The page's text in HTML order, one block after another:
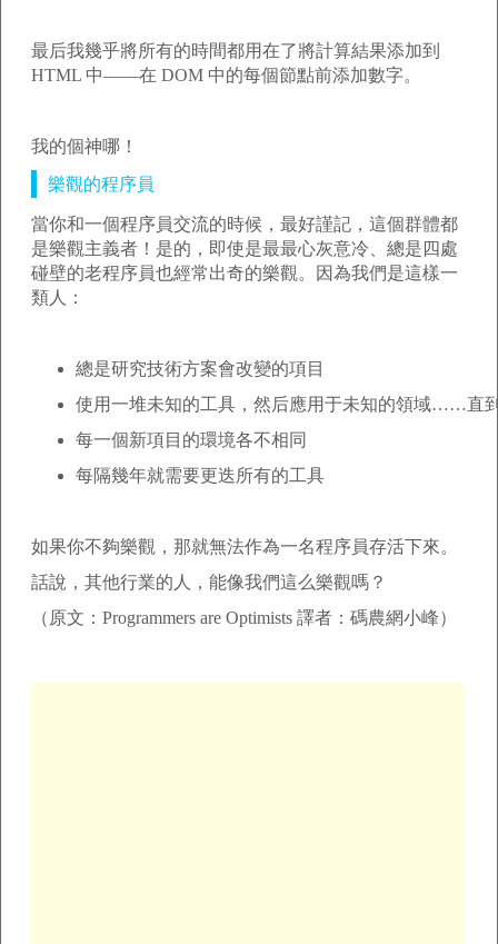
最后我幾乎將所有的時間都用在了將計算結果添加到
HTML 中——在 DOM 中的每個節點前添加數字。
我的個神哪！
樂觀的程序員
當你和一個程序員交流的時候，最好謹記，這個群體都
是樂觀主義者！是的，即使是最最心灰意冷、總是四處
碰壁的老程序員也經常出奇的樂觀。因為我們是這樣一
類人：
總是研究技術方案會改變的項目
使用一堆未知的工具，然后應用于未知的領域……直
每一個新項目的環境各不相同
每隔幾年就需要更迭所有的工具
如果你不夠樂觀，那就無法作為一名程序員存活下來。
話說，其他行業的人，能像我們這么樂觀嗎？
（原文：Programmers are Optimists 譯者：碼農網小峰）